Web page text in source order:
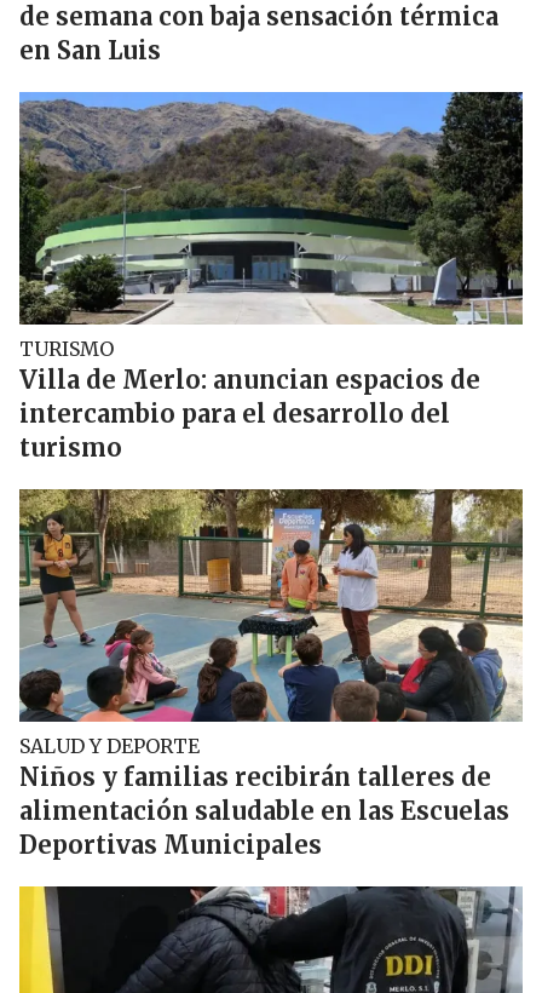
de semana con baja sensación térmica
en San Luis
TURISMO
Villa de Merlo: anuncian espacios de
intercambio para el desarrollo del
turismo
SALUD Y DEPORTE
Niños y familias recibirán talleres de
alimentación saludable en las Escuelas
Deportivas Municipales